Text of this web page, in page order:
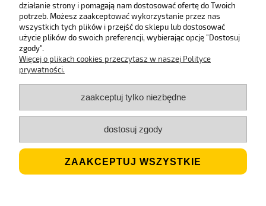
Wieloletni laureat
rankingu e-Gazele Biznesu.
Wysyłka z Polski
Gwarancją szybkiej dostawy.
Jesteśmy ECO
Stosujemy biodegradowalne opakowania.
działanie strony i pomagają nam dostosować ofertę do Twoich
potrzeb. Możesz zaakceptować wykorzystanie przez nas
wszystkich tych plików i przejść do sklepu lub dostosować
użycie plików do swoich preferencji, wybierając opcję "Dostosuj
zgody".
Więcej o plikach cookies przeczytasz w naszej Polityce
prywatności.
zaakceptuj tylko niezbędne
dostosuj zgody
ZAAKCEPTUJ WSZYSTKIE